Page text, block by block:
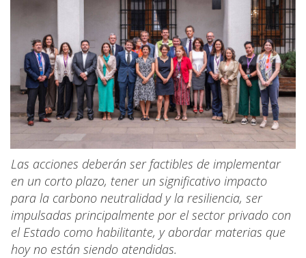
Las acciones deberán ser factibles de implementar
en un corto plazo, tener un significativo impacto
para la carbono neutralidad y la resiliencia, ser
impulsadas principalmente por el sector privado con
el Estado como habilitante, y abordar materias que
hoy no están siendo atendidas.